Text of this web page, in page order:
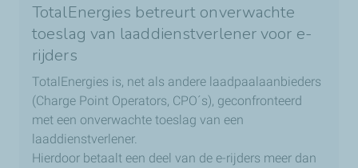
TotalEnergies betreurt onverwachte
toeslag van laaddienstverlener voor e-
rijders
TotalEnergies is, net als andere laadpaalaanbieders
(Charge Point Operators, CPO´s), geconfronteerd
met een onverwachte toeslag van een
laaddienstverlener.
Hierdoor betaalt een deel van de e-rijders meer dan